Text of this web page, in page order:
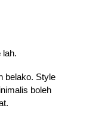
lah.
belako. Style
boleh